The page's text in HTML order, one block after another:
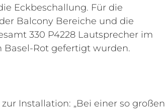
Eckbeschallung. Für die
Balcony Bereiche und die
330 P4228 Lautsprecher im
Basel-Rot gefertigt wurden.
Installation: „Bei einer so großen